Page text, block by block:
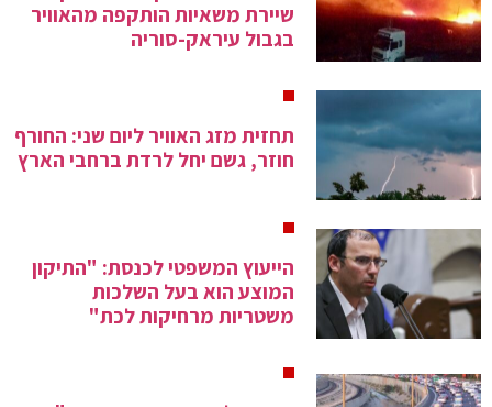
שיירת משאיות הותקפה מהאוויר
בגבול עיראק-סוריה
תחזית מזג האוויר ליום שני: החורף
חוזר, גשם יחל לרדת ברחבי הארץ
הייעוץ המשפטי לכנסת: "התיקון
המוצע הוא בעל השלכות
משטריות מרחיקות לכת"